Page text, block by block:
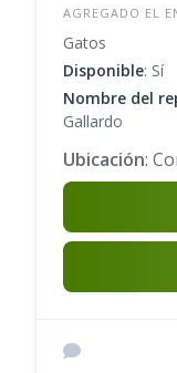
AGREGADO EL
Gatos
Disponible: Sí
Nombre del
Gallardo
Ubicación: